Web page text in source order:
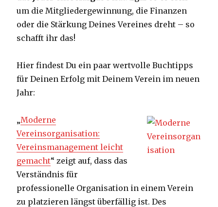
um die Mitgliedergewinnung, die Finanzen
oder die Stärkung Deines Vereines dreht – so
schafft ihr das!
Hier findest Du ein paar wertvolle Buchtipps
für Deinen Erfolg mit Deinem Verein im neuen
Jahr:
„Moderne
Vereinsorganisation:
Vereinsmanagement leicht
gemacht“ zeigt auf, dass das
Verständnis für
professionelle Organisation in einem Verein
zu platzieren längst überfällig ist. Des